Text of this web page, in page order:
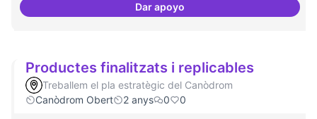
Dar apoyoActividades vinculadas a la
Productes finalitzats i replicables
Treballem el pla estratègic del Canòdrom
Canòdrom Obert
2 anys 0 0